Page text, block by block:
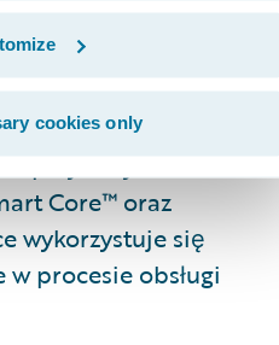
cookies only
w
oraz jak ich
na
oraz nakładów
przybliżył
Core™ oraz
wykorzystuje się
procesie obsługi